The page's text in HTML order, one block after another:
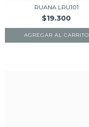
RUANA LRU101
$19.300
AGREGAR AL CARRITO